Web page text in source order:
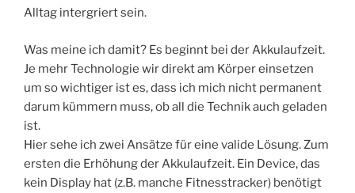
Alltag intergriert sein.
Was meine ich damit? Es beginnt bei der Akkulaufzeit.
Je mehr Technologie wir direkt am Körper einsetzen
um so wichtiger ist es, dass ich mich nicht permanent
darum kümmern muss, ob all die Technik auch geladen
ist.
Hier sehe ich zwei Ansätze für eine valide Lösung. Zum
ersten die Erhöhung der Akkulaufzeit. Ein Device, das
kein Display hat (z.B. manche Fitnesstracker) benötigt